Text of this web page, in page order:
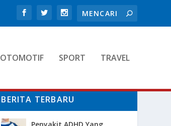
OTOMOTIF SPORT TRAVEL
BERITA TERBARU